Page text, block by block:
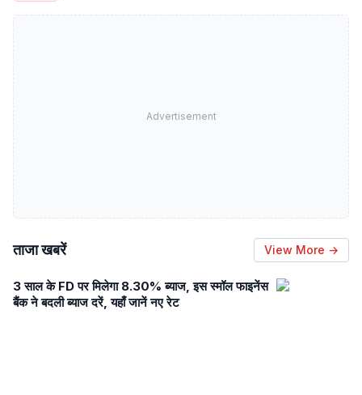
Advertisement
ताजा खबरें View More →
3 साल के FD पर मिलेगा 8.30% ब्याज, इस स्मॉल फाइनेंस
बैंक ने बदली ब्याज दरें, यहाँ जानें नए रेट